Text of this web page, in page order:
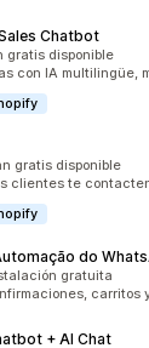
Chatbot
total
gratis disponible
con IA multilingüe,
total
gratis disponible
clientes te
do
total
gratuita
carritos
+ AI Chat